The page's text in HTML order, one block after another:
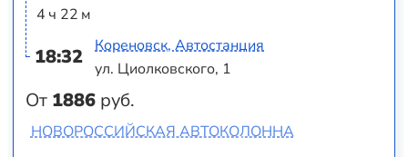
4 ч 22 м
18:32
От 1886 руб.
Кореновск, Автостанция
ул. Циолковского, 1
НОВОРОССИЙСКАЯ АВТОКОЛОННА